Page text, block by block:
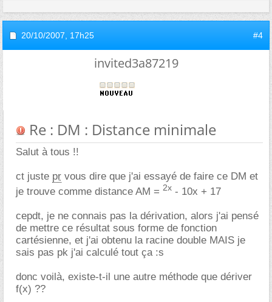
20/10/2007, 17h25 #4
invited3a87219
Re : DM : Distance minimale
Salut à tous !!
ct juste pr vous dire que j'ai essayé de faire ce DM et
je trouve comme distance AM = 2x - 10x + 17
cepdt, je ne connais pas la dérivation, alors j'ai pensé
de mettre ce résultat sous forme de fonction
cartésienne, et j'ai obtenu la racine double MAIS je
sais pas pk j'ai calculé tout ça :s
donc voilà, existe-t-il une autre méthode que dériver
f(x) ??